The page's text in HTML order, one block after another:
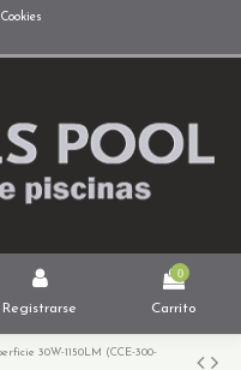
Registrarse
0
Carrito
30W-1150LM (CCE-300-